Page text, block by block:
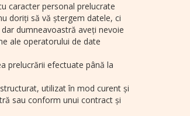
caracter personal prelucrate
doriți să vă ștergem datele, ci
dumneavoastră aveți nevoie
ale operatorului de date
prelucrării efectuate până la
utilizat în mod curent și
sau conform unui contract și